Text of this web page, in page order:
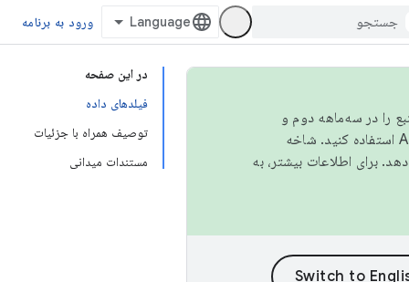
ورود به برنامه
در این صفحه
فیلدهای داده
توصیف همراه با جزئیات
مستندات میدانی
را در سه‌ماهه دوم و
استفاده کنید. شاخه